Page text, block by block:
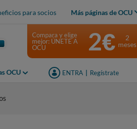
para socios Más páginas de OCU
OCU ENTRA Regístrate
Compara y elige
mejor: ÚNETE A
OCU
2€
2
meses